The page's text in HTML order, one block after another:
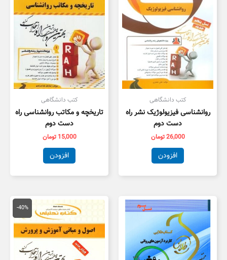
کتب دانشگاهی
روانشناسی فیزیولوژیک نشر راه
دست دوم
26,000تومان
افزودن
کتب دانشگاهی
تاریخچه و مکاتب روانشناسی راه
دست دوم
15,000 تومان
افزودن
-40%
قیمت
اصلی
134,000 تومان
بود.
قیمت
فعلی
است.